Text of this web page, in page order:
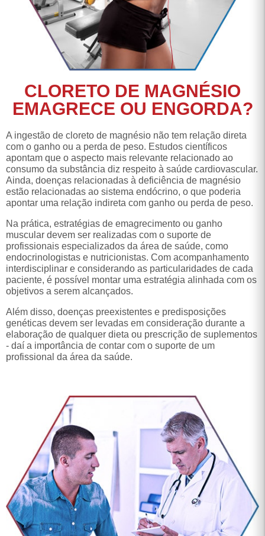
CLORETO DE MAGNÉSIO
EMAGRECE OU ENGORDA?
A ingestão de cloreto de magnésio não tem relação direta
com o ganho ou a perda de peso. Estudos científicos
apontam que o aspecto mais relevante relacionado ao
consumo da substância diz respeito à saúde cardiovascular.
Ainda, doenças relacionadas à deficiência de magnésio
estão relacionadas ao sistema endócrino, o que poderia
apontar uma relação indireta com ganho ou perda de peso.
Na prática, estratégias de emagrecimento ou ganho
muscular devem ser realizadas com o suporte de
profissionais especializados da área de saúde, como
endocrinologistas e nutricionistas. Com acompanhamento
interdisciplinar e considerando as particularidades de cada
paciente, é possível montar uma estratégia alinhada com os
objetivos a serem alcançados.
Além disso, doenças preexistentes e predisposições
genéticas devem ser levadas em consideração durante a
elaboração de qualquer dieta ou prescrição de suplementos
- daí a importância de contar com o suporte de um
profissional da área da saúde.